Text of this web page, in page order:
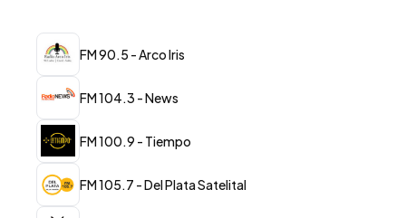
FM 90.5 - Arco Iris
FM 104.3 - News
FM 100.9 - Tiempo
FM 105.7 - Del Plata Satelital